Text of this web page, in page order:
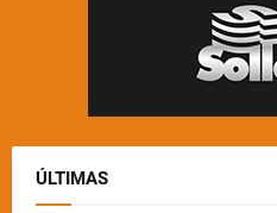
ÚLTIMAS